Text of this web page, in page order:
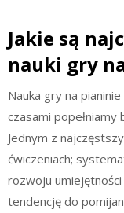
Jakie są
nauki gry
Nauka gry na
czasami
Jednym z
ćwiczeniach;
rozwoju
tendencję do